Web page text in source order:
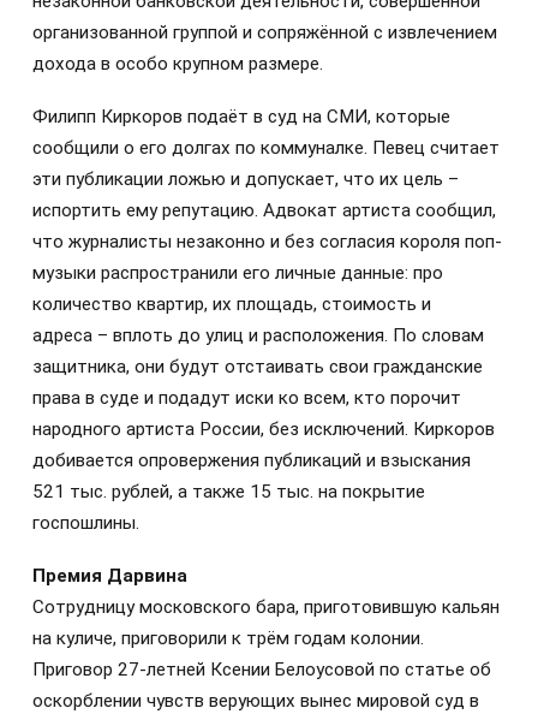
организованной группой и сопряжённой с извлечением
дохода в особо крупном размере.
Филипп Киркоров подаёт в суд на СМИ, которые
сообщили о его долгах по коммуналке. Певец считает
эти публикации ложью и допускает, что их цель –
испортить ему репутацию. Адвокат артиста сообщил,
что журналисты незаконно и без согласия короля поп-
музыки распространили его личные данные: про
количество квартир, их площадь, стоимость и
адреса – вплоть до улиц и расположения. По словам
защитника, они будут отстаивать свои гражданские
права в суде и подадут иски ко всем, кто порочит
народного артиста России, без исключений. Киркоров
добивается опровержения публикаций и взыскания
521 тыс. рублей, а также 15 тыс. на покрытие
госпошлины.
Премия Дарвина
Сотрудницу московского бара, приготовившую кальян
на куличе, приговорили к трём годам колонии.
Приговор 27‑летней Ксении Белоусовой по статье об
оскорблении чувств верующих вынес мировой суд в